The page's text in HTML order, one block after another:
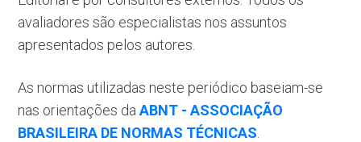
avaliadores são especialistas nos assuntos
apresentados pelos autores.
As normas utilizadas neste periódico baseiam-se
nas orientações daABNT - ASSOCIAÇÃO
BRASILEIRA DE NORMAS TÉCNICAS